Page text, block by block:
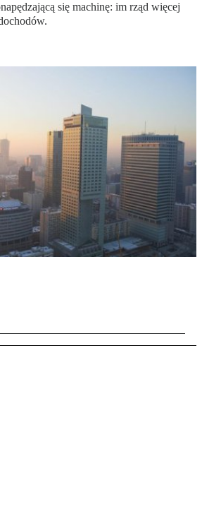
się machinę: im rząd więcej